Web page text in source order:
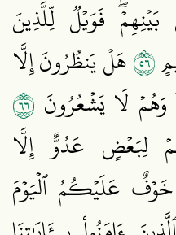
فَوَيۡلٞ لِّلَّذِينَ
٦٥هَلۡ يَنظُرُونَ إِلَّا
وَهُمۡ لَا يَشۡعُرُونَ ٦٦
لِبَعۡضٍ عَدُوٌّ إِلَّا
خَوۡفٌ عَلَيۡكُمُ ٱلۡيَوۡمَ